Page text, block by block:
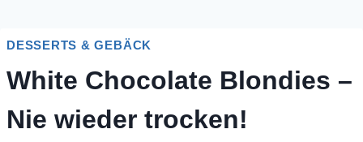
DESSERTS & GEBÄCK
White Chocolate Blondies –
Nie wieder trocken!